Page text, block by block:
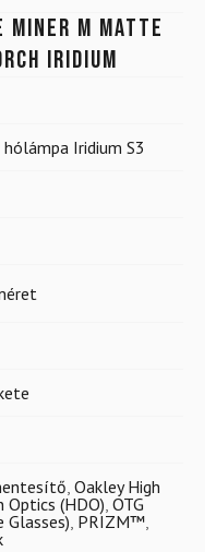
Miner M Matte
Iridium
Iridium S3
, Oakley High
Optics (HDO), OTG
Glasses), PRIZM™,